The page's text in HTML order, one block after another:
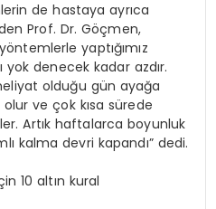
de hastaya ayrıca
Prof. Dr. Göçmen,
yaptığımız
denecek kadar azdır.
olduğu gün ayağa
ve çok kısa sürede
Artık haftalarca boyunluk
kalma devri kapandı” dedi.
10 altın kural